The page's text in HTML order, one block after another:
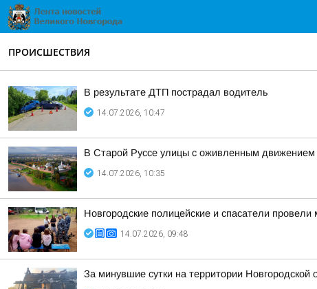
ПРОИСШЕСТВИЯ
В результате ДТП пострадал водитель
14.07.2026, 10:47
В Старой Руссе улицы с оживленным движением
14.07.2026, 10:35
Новгородские полицейские и спасатели
14.07.2026, 09:48
За минувшие сутки на территории